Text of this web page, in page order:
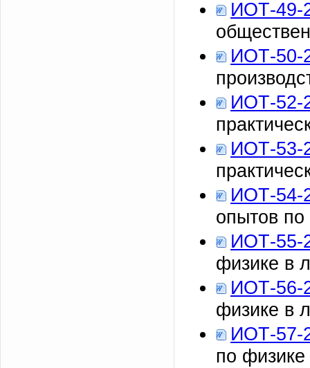
ИОТ-49-
ИОТ-50-
ИОТ-52-
ИОТ-53-
ИОТ-54-
опытов
ИОТ-55-
физике в
ИОТ-56-
физике в
ИОТ-57-
по